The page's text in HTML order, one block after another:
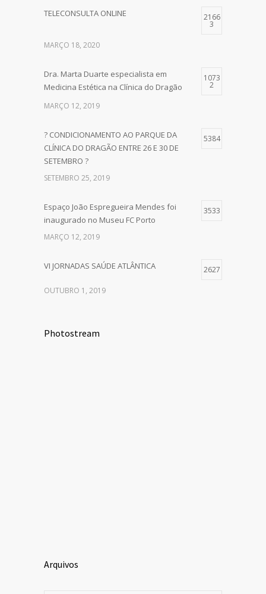
TELECONSULTA ONLINE 2166
3
MARÇO 18, 2020
Dra. Marta Duarte especialista em
Medicina Estética na Clínica do Dragão
1073
2
MARÇO 12, 2019
? CONDICIONAMENTO AO PARQUE DA
CLÍNICA DO DRAGÃO ENTRE 26 E 30 DE
SETEMBRO ?
5384
SETEMBRO 25, 2019
Espaço João Espregueira Mendes foi
inaugurado no Museu FC Porto
3533
MARÇO 12, 2019
VI JORNADAS SAÚDE ATLÂNTICA 2627
OUTUBRO 1, 2019
Photostream
Arquivos